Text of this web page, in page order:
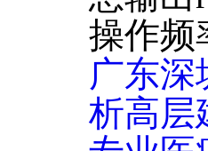
操作频
广东
析高层